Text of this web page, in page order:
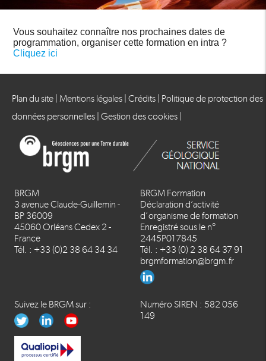
Vous souhaitez connaître nos prochaines dates de
programmation, organiser cette formation en intra ?
Cliquez ici
Plan du site Mentions légales Crédits Politique de protection des
données personnelles Gestion des cookies
BRGM
3 avenue Claude-Guillemin -
BP 36009
45060 Orléans Cedex 2 -
France
Tél. : +33 (0)2 38 64 34 34
BRGM Formation
Déclaration d’activité
d’organisme de formation
Enregistré sous le n°
2445P017845
Tél. : +33 (0) 2 38 64 37 91
brgmformation@brgm.fr
Suivez le BRGM sur :
Numéro SIREN : 582 056
149